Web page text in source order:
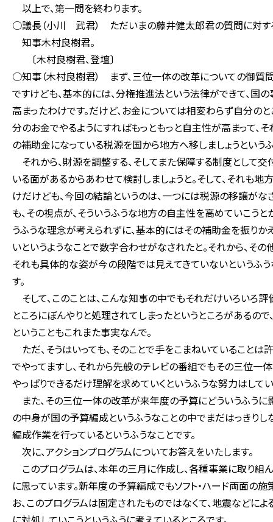
以上で、第一問を終わります。
○議長（小川 武君） ただいまの藤井健太郎君の質問に対す
知事木村良樹君。
〔木村良樹君、登壇〕
○知事（木村良樹君） まず、三位一体の改革についての御質
ですけども、基本的には、分権推進法という法律ができて、国
高まったわけです。だけど、お金については相変わらず自分の
分のお金でやるようにすればもっともっと自主性が高まって、そ
の補助金になっている税源を国から地方へ移しましょうという
それから、財源を調整する、そしてまた保障する制度として
いる面があるからあわせて検討しましょうと。そして、それ
けだけども、今回の結論というのは、一つには税源の移譲が
も、その視点が、そういうふうな地方の自主性を高めていこう
うふうな理念が考えられずに、基本的にはその補助金を振り
いというようなことで数字合わせがなされたと。それから、そ
それも具体的な姿が今の段階では見えてきていないというふ
す。
そして、このことは、こんな知事の中でもそれだけいろいろ
ところにぼんやりと処理されてしまったというところがあるの
ということもこれまた事実なんで。
ただ、そうはいっても、そのことで手をこまねいていることは
でやってますし、それから先般のテレビの番組でもその三位一
やっぱりできるだけ理解を求めていくというふうな努力はして
また、その三位一体の改革が来年度の予算にどういうふうに
の中身が国の予算編成というふうなことの中でまだはっきり
編成作業を行っているというふうなことです。
次に、アクションプログラムについてお答えをいたします。
このプログラムは、本年の三月に作成し、各種事業に取り組
に思っています。新年度の予算編成でもソフト・ハード両面の
お、このプログラムは固定されたものではなくて、地震など